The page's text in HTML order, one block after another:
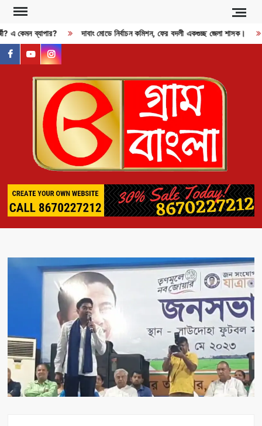
Skip
content
এ কেমন ব্যাপার? দাবাং মোডে নির্বাচন কমিশন, ফের বদলী একগুচ্ছ জেলা শাসক।
facebook
youtubeinstagram